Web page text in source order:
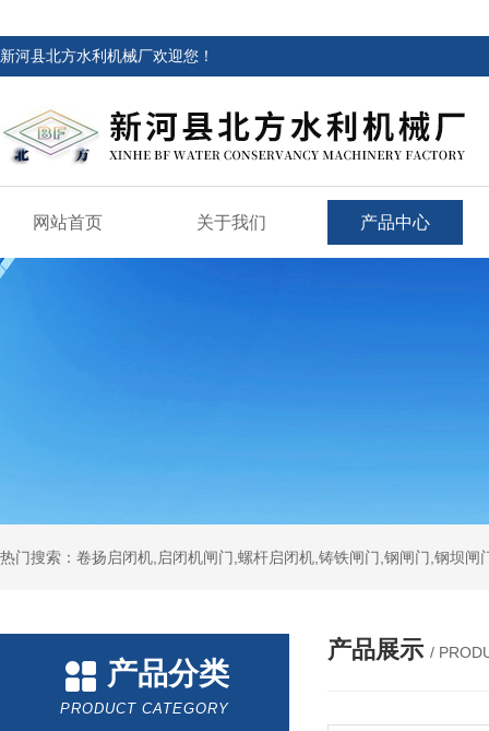
新河县北方水利机械厂欢迎您！
网站首页 关于我们 产品中心
热门搜索：卷扬启闭机,启闭机闸门,螺杆启闭机,铸铁闸门,钢闸门,钢坝
产品分类
PRODUCT CATEGORY
产品展示 /